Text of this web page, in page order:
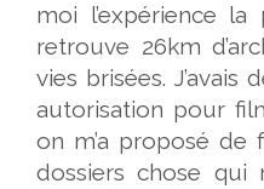
moi l’expérience
retrouve 26km
vies brisées. J’avais
autorisation pour
on m’a proposé de
dossiers chose qui